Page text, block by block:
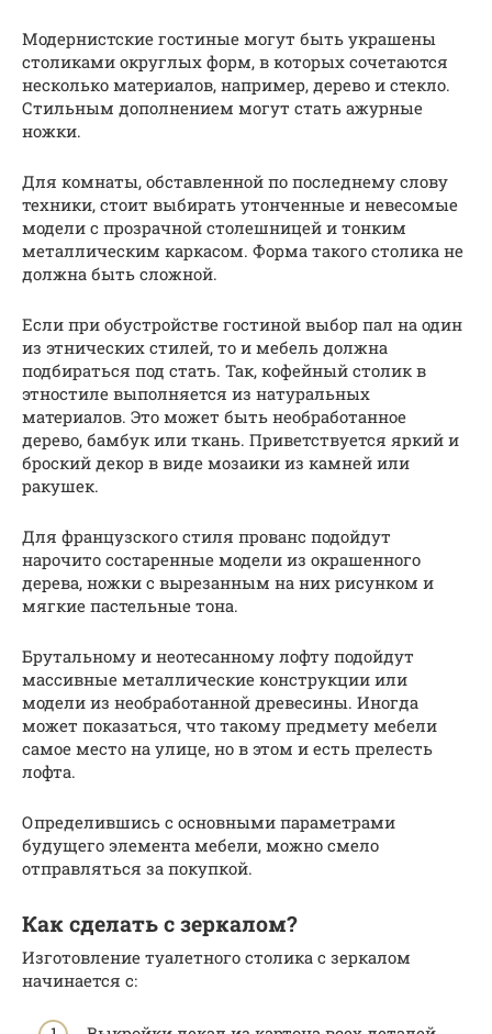
Модернистские гостиные могут быть украшены
столиками округлых форм, в которых сочетаются
несколько материалов, например, дерево и стекло.
Стильным дополнением могут стать ажурные
ножки.
Для комнаты, обставленной по последнему слову
техники, стоит выбирать утонченные и невесомые
модели с прозрачной столешницей и тонким
металлическим каркасом. Форма такого столика не
должна быть сложной.
Если при обустройстве гостиной выбор пал на один
из этнических стилей, то и мебель должна
подбираться под стать. Так, кофейный столик в
этностиле выполняется из натуральных
материалов. Это может быть необработанное
дерево, бамбук или ткань. Приветствуется яркий и
броский декор в виде мозаики из камней или
ракушек.
Для французского стиля прованс подойдут
нарочито состаренные модели из окрашенного
дерева, ножки с вырезанным на них рисунком и
мягкие пастельные тона.
Брутальному и неотесанному лофту подойдут
массивные металлические конструкции или
модели из необработанной древесины. Иногда
может показаться, что такому предмету мебели
самое место на улице, но в этом и есть прелесть
лофта.
Определившись с основными параметрами
будущего элемента мебели, можно смело
отправляться за покупкой.
Как сделать с зеркалом?
Изготовление туалетного столика с зеркалом
начинается с: